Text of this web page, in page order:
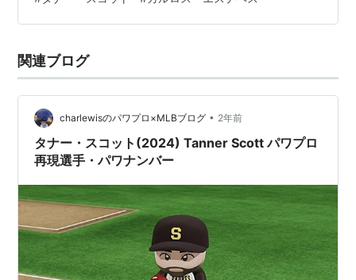
締めくくりを担う ニック・マドリガル二塁手（カブス→
メッツ） 嘗てのCWSプロスペクト二塁手で規定打席には
た。だがCHC移籍後は期待に応えられるほどの成績は残
せずFAに。NTMでは内野のデブス要員か 1/30 カ…
関連ブログ
charlewisのパワプロ×MLBブログ • 2年前
タナー・スコット(2024) Tanner Scott パワプロ
再現選手・パワナンバー